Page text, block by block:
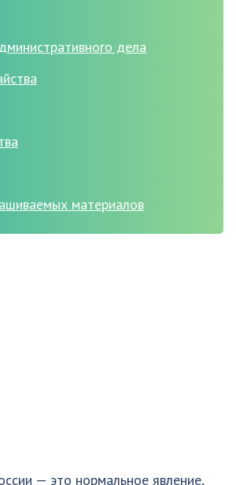
дела
материалов
— это нормальное явление,